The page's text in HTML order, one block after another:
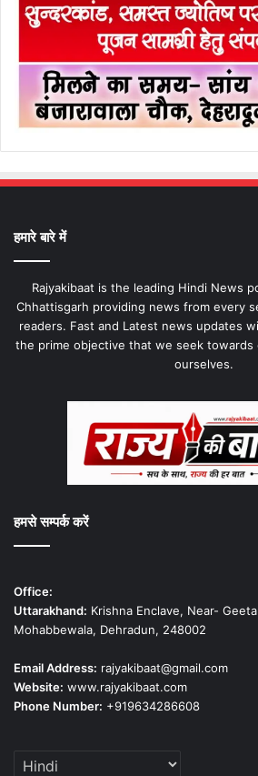
हमारे बारे में
Rajyakibaat is the leading Hindi News
Chhattisgarh providing news from every
readers. Fast and Latest news updates
the prime objective that we seek towards
ourselves.
हमसे सम्पर्क करें
Office:
Uttarakhand: Krishna Enclave, Near-
Mohabbewala, Dehradun, 248002
Email Address: rajyakibaat@gmail.com
Website: www.rajyakibaat.com
Phone Number: +919634286608